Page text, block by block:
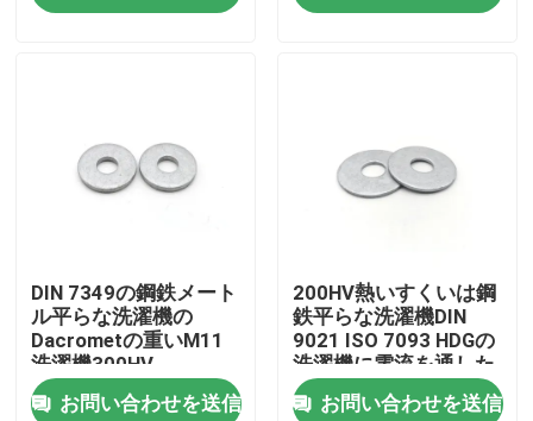
私達について
工場旅行
DIN 7349の鋼鉄メート
ル平らな洗濯機の
Dacrometの重いM11
洗濯機300HV
お問い合わせを送信
200HV熱いすくいは鋼
鉄平らな洗濯機DIN
9021 ISO 7093 HDGの
洗濯機に電流を通した
お問い合わせを送信